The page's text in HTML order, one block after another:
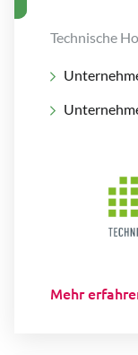
Technische
Mehr